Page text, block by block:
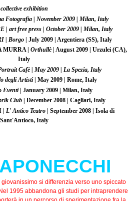
collective exhibition
Fotografia | November 2009 | Milan, Italy
| art free press | October 2009 | Milan, Italy
| Borgo | July 2009 | Argentiera (SS), Italy
MURRA | Orthullè | August 2009 | Urzulei (CA),
Italy
Cafè| May 2009 | La Spezia, Italy
degli Artisti| May 2009 | Rome, Italy
Eventi | January 2009 | Milan, Italy
Club | December 2008 | Cagliari, Italy
| L' Antico Teatro | September 2008 | Isola di
Sant'Antioco, Italy
si differenzia verso uno spiccato
1995 abbandona gli studi per intraprendere